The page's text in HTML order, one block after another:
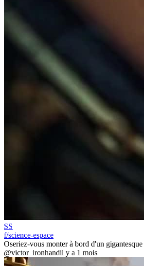
SS
f/science-espace
Oseriez-vous monter à bord d'un
@victor_ironhandil y a 1 mois